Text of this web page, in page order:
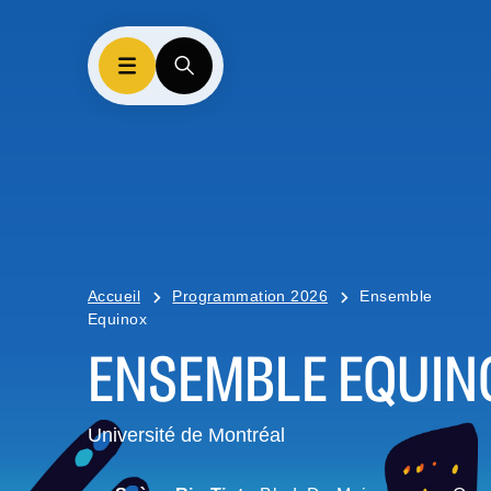
Accueil Programmation 2026
Ensemble
Equinox
ENSEMBLE
Université de Montréal